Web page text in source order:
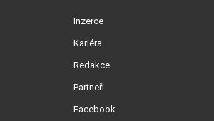
Inzerce
Kariéra
Redakce
Partneři
Facebook